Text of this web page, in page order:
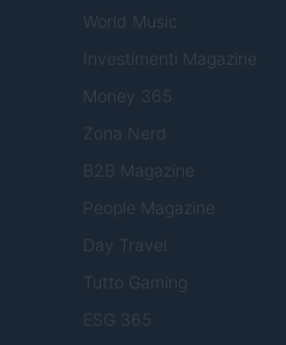
World Music
Investimenti Magazine
Money 365
Zona Nerd
B2B Magazine
People Magazine
Day Travel
Tutto Gaming
ESG 365